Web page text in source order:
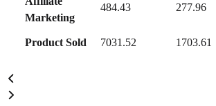
Marketing
484.43 277.96
Product Sold 7031.52 1703.61